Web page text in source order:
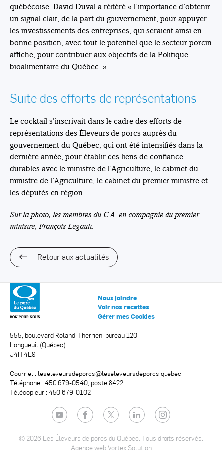
québécoise. David Duval a réitéré « l’importance d’obtenir
un signal clair, de la part du gouvernement, pour appuyer
les investissements des entreprises, qui seraient ainsi en
bonne position, avec tout le potentiel que le secteur porcin
affiche, pour contribuer aux objectifs de la Politique
bioalimentaire du Québec. »
Suite des efforts de représentations
Le cocktail s’inscrivait dans le cadre des efforts de
représentations des Éleveurs de porcs auprès du
gouvernement du Québec, qui ont été intensifiés dans la
dernière année, pour établir des liens de confiance
durables avec le ministre de l’Agriculture, le cabinet du
ministre de l’Agriculture, le cabinet du premier ministre et
les députés en région.
Sur la photo, les membres du C.A. en compagnie du premier
ministre, François Legault.
Retour aux actualités
555, boulevard Roland-Therrien, bureau 120
Longueuil (Québec)
J4H 4E9
Courriel : leseleveursdeporcs@leseleveursdeporcs.quebec
Téléphone : 450 679-0540, poste 8422
Télécopieur : 450 679-0102
YouTubeFacebookTwitter LinkedInInstagram
Nous joindre
Voir nos recettes
Gérer mes Cookies
© 2026 Les Éleveurs de porcs du Québec. Tous droits réservés.
Agence webVortex Solution